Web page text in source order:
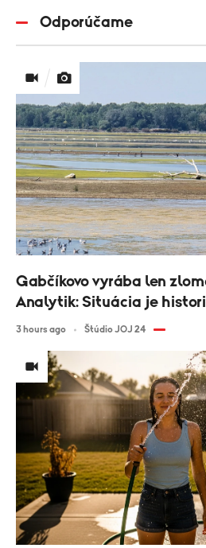
Odporúčame
Gabčíkovo vyrába len
Analytik: Situácia je
3 hours ago Štúdio JOJ 24